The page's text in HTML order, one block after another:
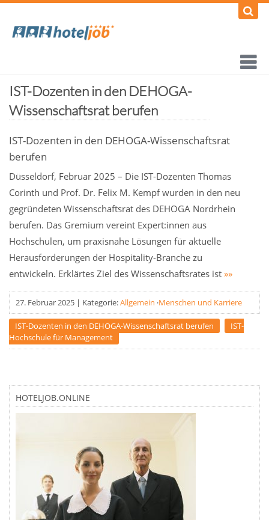
IST-Dozenten in den DEHOGA-
Wissenschaftsrat berufen
IST-Dozenten in den DEHOGA-Wissenschaftsrat
berufen
Düsseldorf, Februar 2025 – Die IST-Dozenten Thomas
Corinth und Prof. Dr. Felix M. Kempf wurden in den neu
gegründeten Wissenschaftsrat des DEHOGA Nordrhein
berufen. Das Gremium vereint Expert:innen aus
Hochschulen, um praxisnahe Lösungen für aktuelle
Herausforderungen der Hospitality-Branche zu
entwickeln. Erklärtes Ziel des Wissenschaftsrates ist »»
27. Februar 2025 | Kategorie:Allgemein ·Menschen und Karriere
IST-Dozenten in den DEHOGA-Wissenschaftsrat berufen
IST-
Hochschule für Management
HOTELJOB.ONLINE